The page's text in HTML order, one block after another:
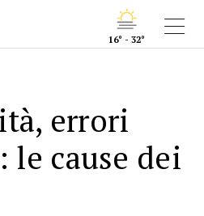
16° - 32°
errori
le cause dei